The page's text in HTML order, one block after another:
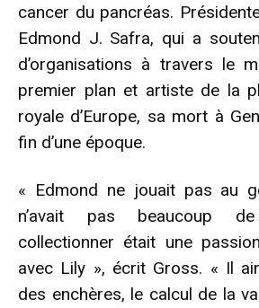
cancer du pancréas.
Edmond J. Safra, qui a
d’organisations à travers le
premier plan et artiste de la
royale d’Europe, sa mort à
fin d’une époque.
« Edmond ne jouait pas au
n’avait pas beaucoup
collectionner était une
avec Lily », écrit Gross. « Il
des enchères, le calcul de la